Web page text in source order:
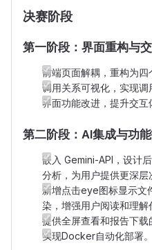
决赛阶段
第一阶段：界面重构与
前端页面解耦，重构为四
调用关系可视化，实现调
界面功能改进，提升交互
第二阶段：AI集成与功
嵌入 Gemini-API，设计
分析，为用户提供更深层
新增点击eye图标显示文
染，增强用户阅读和理解
提供全屏查看和报告下载
实现Docker自动化部署。